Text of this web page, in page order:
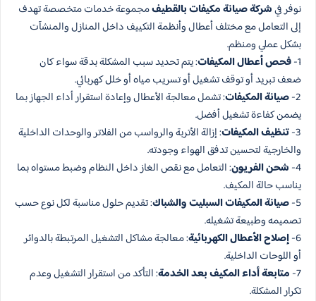
نوفر فيشركة صيانة مكيفات بالقطيفمجموعة خدمات متخصصة تهدف
إلى التعامل مع مختلف أعطال وأنظمة التكييف داخل المنازل والمنشآت
بشكل عملي ومنظم.
1- فحص أعطال المكيفات: يتم تحديد سبب المشكلة بدقة سواء كان
ضعف تبريد أو توقف تشغيل أو تسريب مياه أو خلل كهربائي.
2- صيانة المكيفات: تشمل معالجة الأعطال وإعادة استقرار أداء الجهاز بما
يضمن كفاءة تشغيل أفضل.
3- تنظيف المكيفات: إزالة الأتربة والرواسب من الفلاتر والوحدات الداخلية
والخارجية لتحسين تدفق الهواء وجودته.
4- شحن الفريون: التعامل مع نقص الغاز داخل النظام وضبط مستواه بما
يناسب حالة المكيف.
5- صيانة المكيفات السبليت والشباك: تقديم حلول مناسبة لكل نوع حسب
تصميمه وطبيعة تشغيله.
6- إصلاح الأعطال الكهربائية: معالجة مشاكل التشغيل المرتبطة بالدوائر
أو اللوحات الداخلية.
7- متابعة أداء المكيف بعد الخدمة: التأكد من استقرار التشغيل وعدم
تكرار المشكلة.